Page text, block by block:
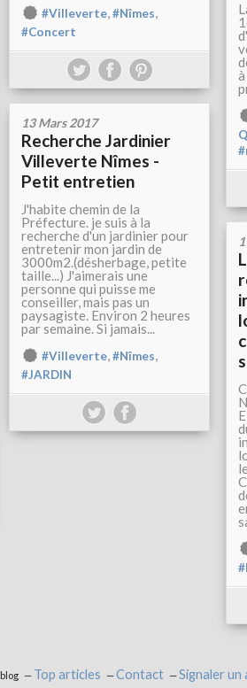
#Villeverte,#Nîmes,
#Concert
13 Mars 2017
Recherche Jardinier
Villeverte Nîmes -
Petit entretien
J'habite chemin de la
Préfecture. je suis à la
recherche d'un jardinier pour
entretenir mon jardin de
3000m2.(désherbage, petite
taille...) J'aimerais une
personne qui puisse me
conseiller, mais pas un
paysagiste. Environ 2 heures
par semaine. Si jamais...
#Villeverte,#Nîmes,
#JARDIN
Top articles Contact Signaler un